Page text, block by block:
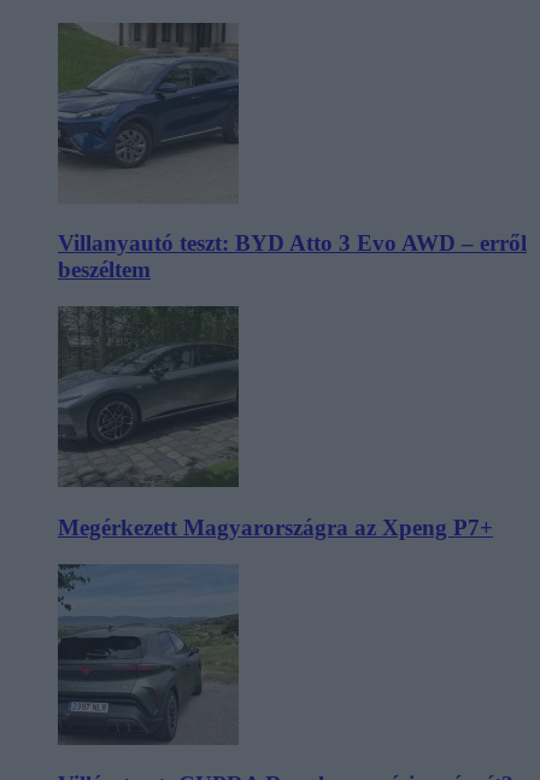
Villanyautó teszt: BYD Atto 3 Evo AWD – erről
beszéltem
Megérkezett Magyarországra az Xpeng P7+